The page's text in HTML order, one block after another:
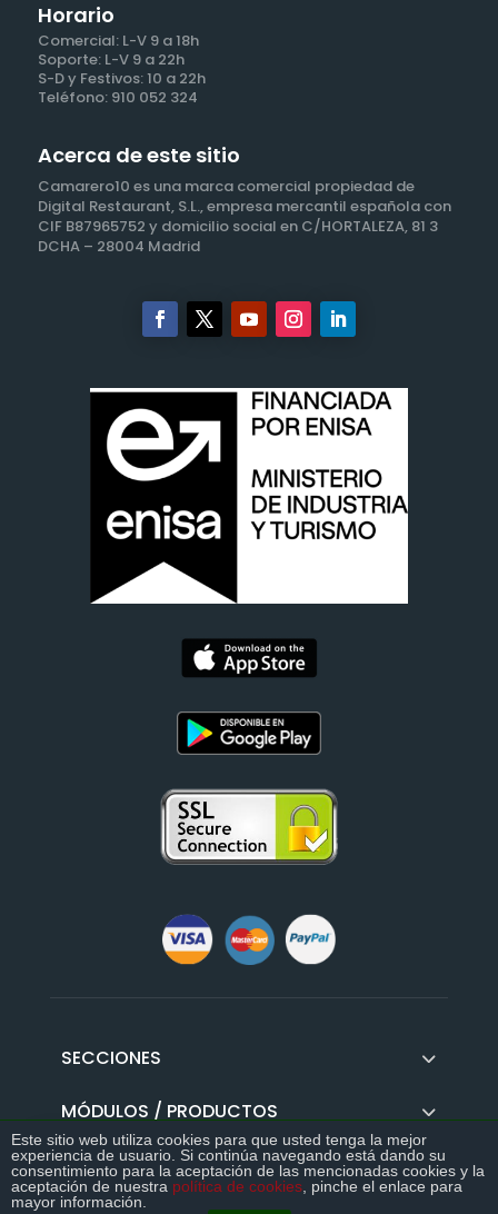
Horario
Comercial: L-V 9 a 18h
Soporte: L-V 9 a 22h
S-D y Festivos: 10 a 22h
Teléfono: 910 052 324
Acerca de este sitio
Camarero10 es una marca comercial propiedad de
Digital Restaurant, S.L., empresa mercantil española con
CIF B87965752 y domicilio social en C/HORTALEZA, 81 3
DCHA – 28004 Madrid
SECCIONES
MÓDULOS / PRODUCTOS
GUIAS >>
DESCÁRGATE LA GUÍA DEFINITIVA DEL
Este sitio web utiliza cookies para que usted tenga la mejor
experiencia de usuario. Si continúa navegando está dando su
consentimiento para la aceptación de las mencionadas cookies y la
aceptación de nuestra política de cookies , pinche el enlace para
mayor información.